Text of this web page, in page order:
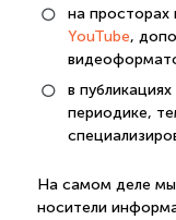
на просторах
YouTube,
в
периодике,
На самом деле мы
носители